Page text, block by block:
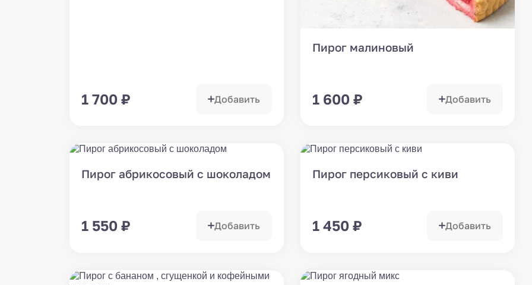
1 700 ₽ Добавить
Пирог малиновый
1 600 ₽ Добавить
Пирог абрикосовый с шоколадом
1 550 ₽ Добавить
Пирог персиковый с киви
1 450 ₽ Добавить